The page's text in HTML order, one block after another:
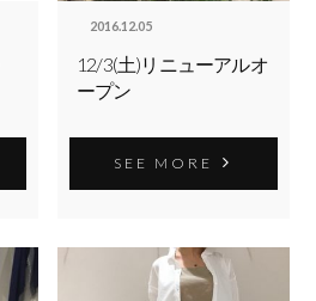
2016.12.05
12/3(土)リニューアルオ
ープン
SEE MORE